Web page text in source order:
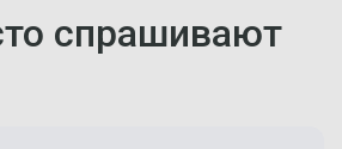
спрашивают